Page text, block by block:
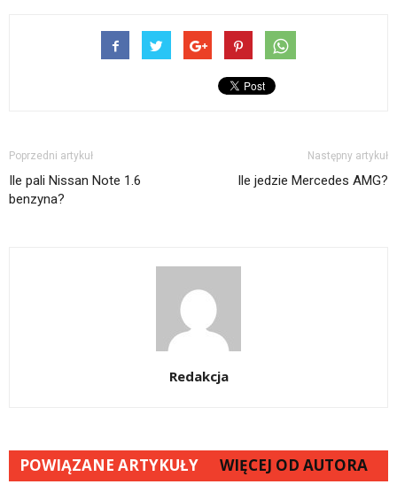
Poprzedni artykuł
Ile pali Nissan Note 1.6
benzyna?
Następny artykuł
Ile jedzie Mercedes AMG?
Redakcja
POWIĄZANE ARTYKUŁY WIĘCEJ OD AUTORA